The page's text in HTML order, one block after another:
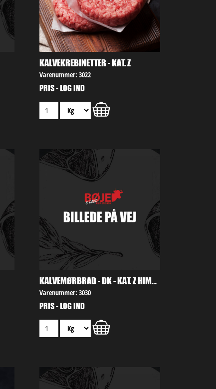
KALVEKREBINETTER - KAT. Z
Varenummer: 3022
PRIS - LOG IND
KALVEMØRBRAD - DK - KAT. Z HIMMERLAND
Varenummer: 3030
PRIS - LOG IND